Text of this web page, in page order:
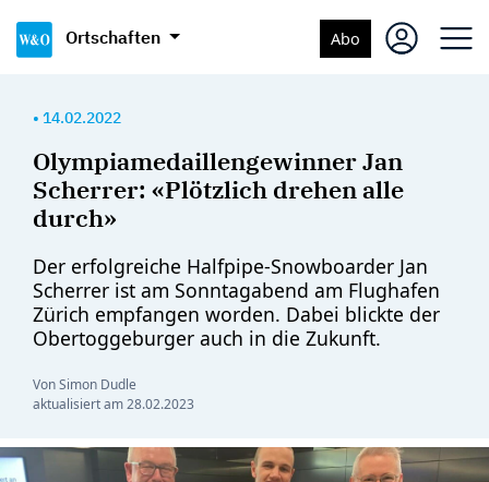
Ortschaften Abo
• 14.02.2022
Olympiamedaillengewinner Jan
Scherrer: «Plötzlich drehen alle
durch»
Der erfolgreiche Halfpipe-Snowboarder Jan
Scherrer ist am Sonntagabend am Flughafen
Zürich empfangen worden. Dabei blickte der
Obertoggeburger auch in die Zukunft.
Von Simon Dudle
aktualisiert am28.02.2023